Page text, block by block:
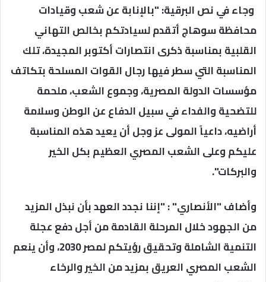
وجاء في نص البرقية: "بالإنابة عن شعب وقيادات
محافظة سوهاج أتقدم لسيادتكم بخالص التهاني
القلبية بمناسبة ذكرى انتصارات أكتوبر المجيدة، تلك
المناسبة التي سطر فيها رجال القوات المسلحة بتكاتف
مؤسسات الدولة المصرية، وجموع الشعب، ملحمة
للتضحية والفداء في سبيل الدفاع عن الوطن وسلامة
أراضيه، داعياً المولى عز وجل أن يعيد هذه المناسبة
عليكم وعلى الشعب المصري العظيم بكل الخير
والبركات".
وأضاف "الأنصاري" : "إننا نجدد العهد بأن نبذل المزيد
من الجهود خلال المرحلة القادمة من أجل دفع عجلة
التنمية الشاملة وتحقيق رؤيتكم لمصر 2030، وأن ينعم
الشعب المصري العريق بمزيد من الخير والرخاء